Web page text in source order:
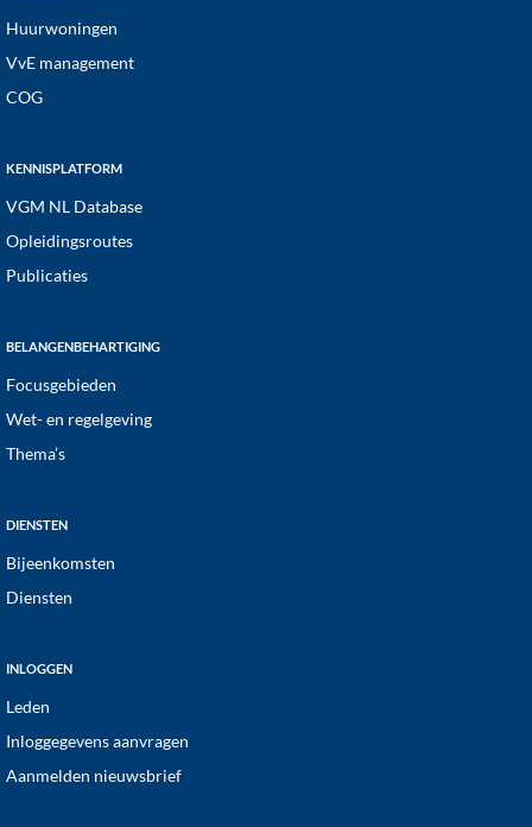
Huurwoningen
VvE management
COG
KENNISPLATFORM
VGM NL Database
Opleidingsroutes
Publicaties
BELANGENBEHARTIGING
Focusgebieden
Wet- en regelgeving
Thema’s
DIENSTEN
Bijeenkomsten
Diensten
INLOGGEN
Leden
Inloggegevens aanvragen
Aanmelden nieuwsbrief